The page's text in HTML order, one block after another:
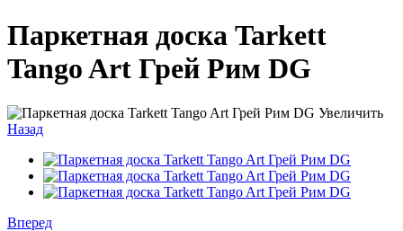
Паркетная доска Tarkett
Tango Art Грей Рим DG
Увеличить
Назад
Вперед